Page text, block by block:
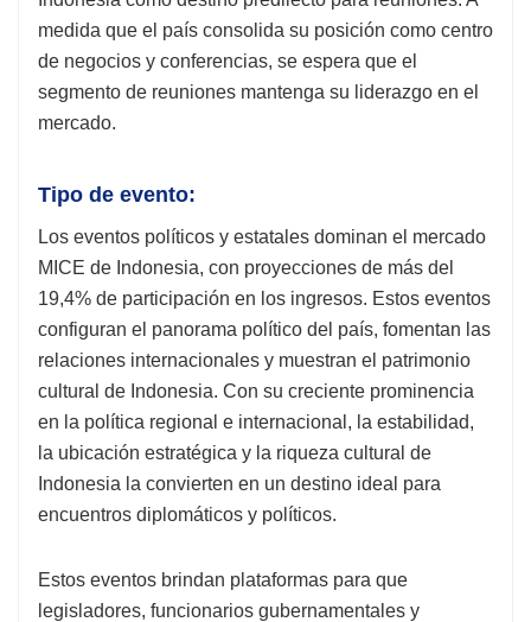
medida que el país consolida su posición como centro
de negocios y conferencias, se espera que el
segmento de reuniones mantenga su liderazgo en el
mercado.
Tipo de evento:
Los eventos políticos y estatales dominan el mercado
MICE de Indonesia, con proyecciones de más del
19,4% de participación en los ingresos. Estos eventos
configuran el panorama político del país, fomentan las
relaciones internacionales y muestran el patrimonio
cultural de Indonesia. Con su creciente prominencia
en la política regional e internacional, la estabilidad,
la ubicación estratégica y la riqueza cultural de
Indonesia la convierten en un destino ideal para
encuentros diplomáticos y políticos.
Estos eventos brindan plataformas para que
legisladores, funcionarios gubernamentales y